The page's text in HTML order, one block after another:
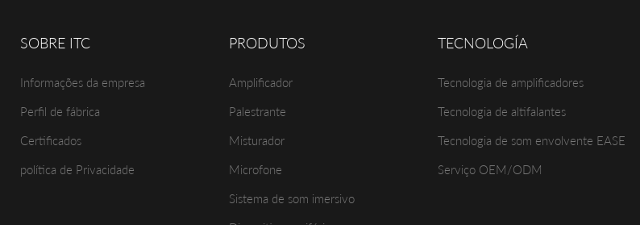
SOBRE ITC
Informações da empresa
Perfil de fábrica
Certificados
política de Privacidade
PRODUTOS
Amplificador
Palestrante
Misturador
Microfone
Sistema de som imersivo
TECNOLOGÍA
Tecnologia de amplificadores
Tecnologia de altifalantes
Tecnologia de som envolvente EASE
Serviço OEM/ODM